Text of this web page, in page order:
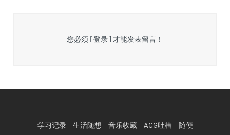
您必须 [ 登录 ] 才能发表留言！
学习记录 生活随想 音乐收藏 ACG吐槽 随便